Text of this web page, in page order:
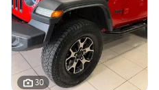
30